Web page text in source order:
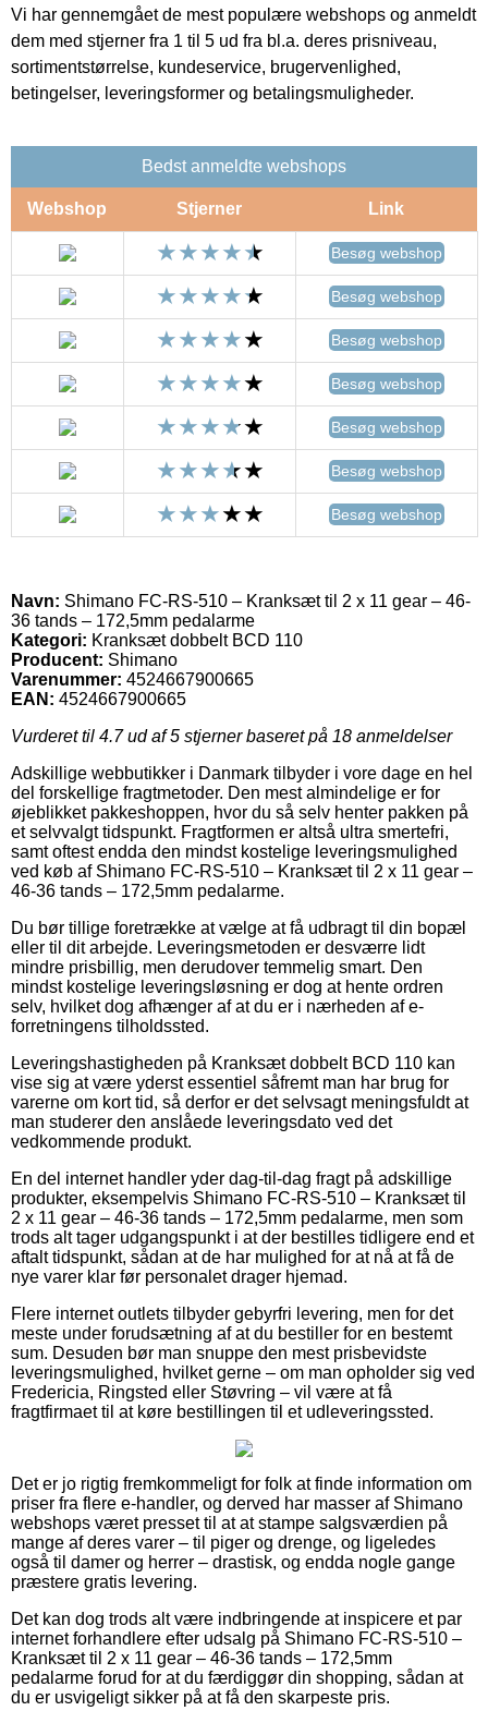
Vi har gennemgået de mest populære webshops og anmeldt
dem med stjerner fra 1 til 5 ud fra bl.a. deres prisniveau,
sortimentstørrelse, kundeservice, brugervenlighed,
betingelser, leveringsformer og betalingsmuligheder.
Bedst anmeldte webshops
Webshop Stjerner Link
Besøg webshop
Besøg webshop
Besøg webshop
Besøg webshop
Besøg webshop
Besøg webshop
Besøg webshop
Navn: Shimano FC-RS-510 – Kranksæt til 2 x 11 gear – 46-
36 tands – 172,5mm pedalarme
Kategori: Kranksæt dobbelt BCD 110
Producent: Shimano
Varenummer: 4524667900665
EAN: 4524667900665
Vurderet til 4.7ud af 5 stjerner baseret på 18 anmeldelser
Adskillige webbutikker i Danmark tilbyder i vore dage en hel
del forskellige fragtmetoder. Den mest almindelige er for
øjeblikket pakkeshoppen, hvor du så selv henter pakken på
et selvvalgt tidspunkt. Fragtformen er altså ultra smertefri,
samt oftest endda den mindst kostelige leveringsmulighed
ved køb af Shimano FC-RS-510 – Kranksæt til 2 x 11 gear –
46-36 tands – 172,5mm pedalarme.
Du bør tillige foretrække at vælge at få udbragt til din bopæl
eller til dit arbejde. Leveringsmetoden er desværre lidt
mindre prisbillig, men derudover temmelig smart. Den
mindst kostelige leveringsløsning er dog at hente ordren
selv, hvilket dog afhænger af at du er i nærheden af e-
forretningens tilholdssted.
Leveringshastigheden på Kranksæt dobbelt BCD 110 kan
vise sig at være yderst essentiel såfremt man har brug for
varerne om kort tid, så derfor er det selvsagt meningsfuldt at
man studerer den anslåede leveringsdato ved det
vedkommende produkt.
En del internet handler yder dag-til-dag fragt på adskillige
produkter, eksempelvis Shimano FC-RS-510 – Kranksæt til
2 x 11 gear – 46-36 tands – 172,5mm pedalarme, men som
trods alt tager udgangspunkt i at der bestilles tidligere end et
aftalt tidspunkt, sådan at de har mulighed for at nå at få de
nye varer klar før personalet drager hjemad.
Flere internet outlets tilbyder gebyrfri levering, men for det
meste under forudsætning af at du bestiller for en bestemt
sum. Desuden bør man snuppe den mest prisbevidste
leveringsmulighed, hvilket gerne – om man opholder sig ved
Fredericia, Ringsted eller Støvring – vil være at få
fragtfirmaet til at køre bestillingen til et udleveringssted.
Det er jo rigtig fremkommeligt for folk at finde information om
priser fra flere e-handler, og derved har masser af Shimano
webshops været presset til at at stampe salgsværdien på
mange af deres varer – til piger og drenge, og ligeledes
også til damer og herrer – drastisk, og endda nogle gange
præstere gratis levering.
Det kan dog trods alt være indbringende at inspicere et par
internet forhandlere efter udsalg på Shimano FC-RS-510 –
Kranksæt til 2 x 11 gear – 46-36 tands – 172,5mm
pedalarme forud for at du færdiggør din shopping, sådan at
du er usvigeligt sikker på at få den skarpeste pris.